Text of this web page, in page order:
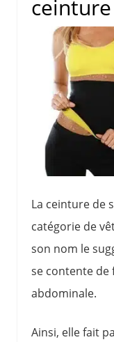
La ceinture de
catégorie de
son nom le
se contente
abdominale.
Ainsi, elle fait